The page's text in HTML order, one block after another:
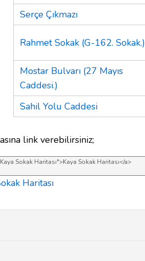
Serçe Çıkmazı
Rahmet Sokak (G-162. Sokak.)
Mostar Bulvarı (27 Mayıs
Caddesi.)
Sahil Yolu Caddesi
link verebilirsiniz;
Haritası